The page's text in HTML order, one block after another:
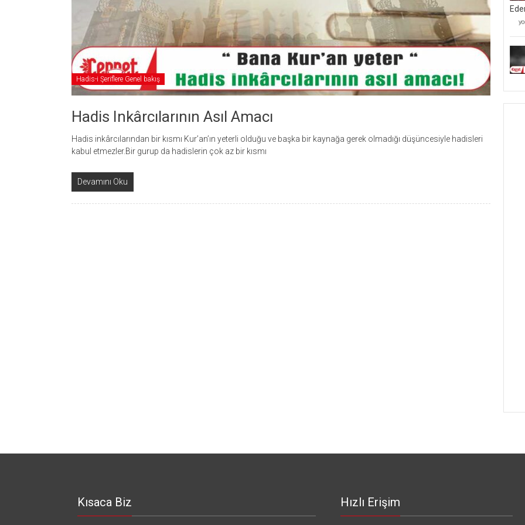
Hadis-i Şeriflere Genel bakış
Hadis Inkârcılarının Asıl Amacı
Hadis inkârcılarından bir kısmı Kur’an’ın yeterli olduğu ve başka bir kaynağa gerek olmadığı düşüncesiyle hadisleri
kabul etmezler.Bir gurup da hadislerin çok az bir kısmı
Devamını Oku
Ve
Kısaca Biz Hızlı Erişim